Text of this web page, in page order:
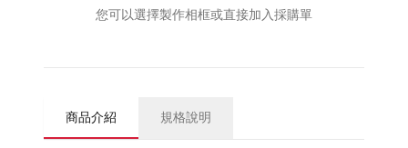
您可以選擇製作相框或直接加入採購單
商品介紹 規格說明